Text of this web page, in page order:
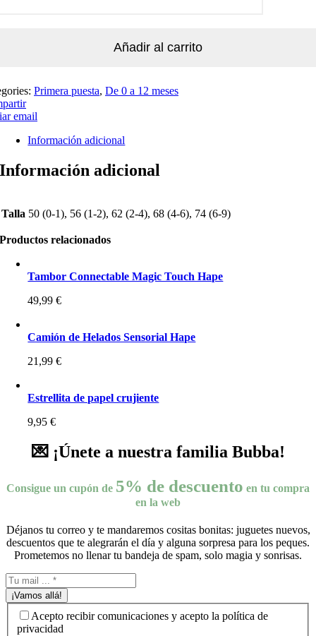
Añadir al carrito
Primera puesta, De 0 a 12 meses
email
Información adicional
Información adicional
Talla 50 (0-1), 56 (1-2), 62 (2-4), 68 (4-6), 74 (6-9)
Productos relacionados
Tambor Connectable Magic Touch Hape
49,99€
Camión de Helados Sensorial Hape
21,99€
Estrellita de papel crujiente
9,95€
💌 ¡Únete a nuestra familia Bubba!
Consigue un cupón de 5% de descuento en tu compra
en la web
Déjanos tu correo y te mandaremos cositas bonitas: juguetes nuevos,
descuentos que te alegrarán el día y alguna sorpresa para los peques.
Prometemos no llenar tu bandeja de spam, solo magia y sonrisas.
¡Vamos allá!
Acepto recibir comunicaciones y acepto la política de
privacidad